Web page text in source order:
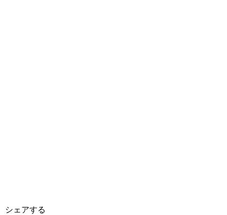
シェアする